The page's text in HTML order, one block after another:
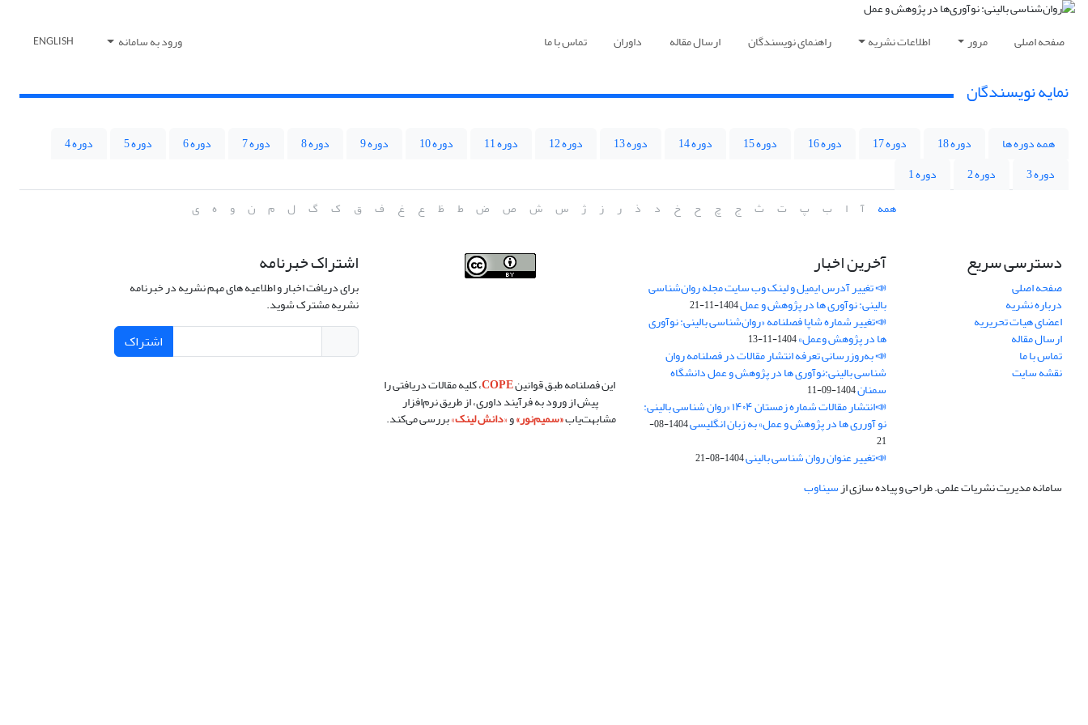
صفحه اصلی مرور اطلاعات نشریه راهنمای نویسندگان ارسال مقاله داوران تماس با ما ورود به سامانه ENGLISH
نمایه نویسندگان
همه دوره ها دوره 18 دوره 17 دوره 16 دوره 15 دوره 14 دوره 13 دوره 12 دوره 11 دوره 10 دوره 9 دوره 8 دوره 7 دوره 6 دوره 5
دوره 4
دوره 3
دوره 2
دوره 1
همه
آ ا ب پ ت ث ج چ ح خ د ذ ر ز ژ س ش ص ض ط ظ ع غ ف ق ک گ ل م ن و ه ی
دسترسی سریع
صفحه اصلی
درباره نشریه
اعضای هیات تحریریه
ارسال مقاله
تماس با ما
نقشه سایت
آخرین اخبار
📣 تغییر آدرس ایمیل و لینک وب‌ سایت مجله روان‌شناسی
بالینی: نوآوری ها در پژوهش و عمل1404-11-21
📣تغییر شماره شاپا فصلنامه «روان‌شناسی بالینی: نوآوری
ها در پژوهش وعمل»1404-11-13
📣 به‌روزرسانی تعرفه انتشار مقالات در فصلنامه روان
شناسی بالینی:نوآوری ها در پژوهش و عمل دانشگاه
سمنان1404-09-11
📣انتشار مقالات شماره زمستان ۱۴۰۴ «روان شناسی بالینی:
نو آورری ها در پژوهش و عمل» به زبان انگلیسی
1404-08-
21
📣تغییر عنوان روان شناسی بالینی1404-08-21
این فصلنامه طبق قوانینCOPE، کلیه مقالات دریافتی را
پیش از ورود به فرآیند داوری، از طریق نرم‌افزار
مشابهت‌یاب«سمیم‌نور»و«دانش لینک»بررسی می‌کند.
اشتراک خبرنامه
برای دریافت اخبار و اطلاعیه های مهم نشریه در خبرنامه
نشریه مشترک شوید.
اشتراک
سامانه مدیریت نشریات علمی.طراحی و پیاده سازی ازسیناوب